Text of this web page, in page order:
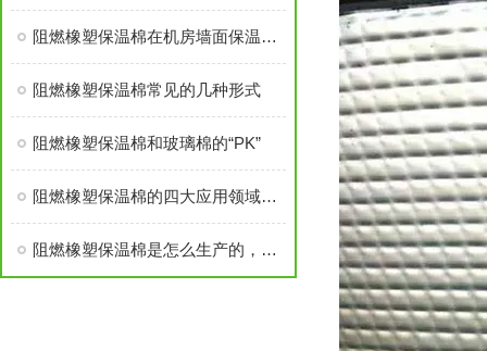
阻燃橡塑保温棉在机房墙面保温中应有多厚？
阻燃橡塑保温棉常见的几种形式
阻燃橡塑保温棉和玻璃棉的“PK”
阻燃橡塑保温棉的四大应用领域简析
阻燃橡塑保温棉是怎么生产的，对人体有害吗？